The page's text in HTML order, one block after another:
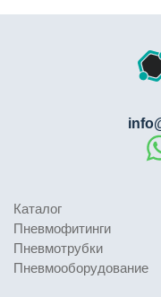
Каталог
Пневмофитинги
Пневмотрубки
Пневмооборудование